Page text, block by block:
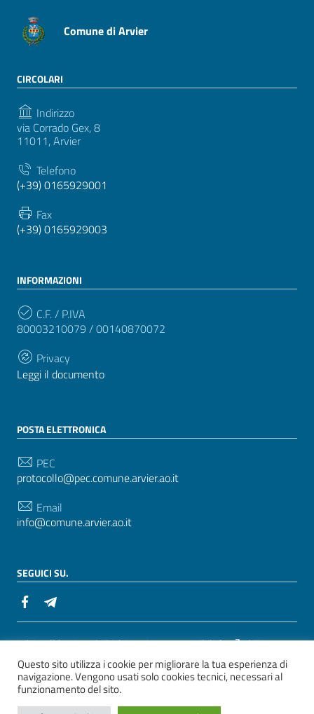
Comune di Arvier
CIRCOLARI
Indirizzo
via Corrado Gex, 8
11011, Arvier
Telefono
(+39) 0165929001
Fax
(+39) 0165929003
INFORMAZIONI
C.F. / P.IVA
80003210079 / 00140870072
Privacy
Leggi il documento
POSTA ELETTRONICA
PEC
protocollo@pec.comune.arvier.ao.it
Email
info@comune.arvier.ao.it
SEGUICI SU.
Sezione Link Utili
Whistelblowing | Dichiarazione accessibilità
| Tema
grafico ItaliaWP2 | Basato sul Prototipo per siti PA di
AgID
Questo sito utilizza i cookie per migliorare la tua esperienza di
navigazione. Vengono usati solo cookies tecnici, necessari al
funzionamento del sito.